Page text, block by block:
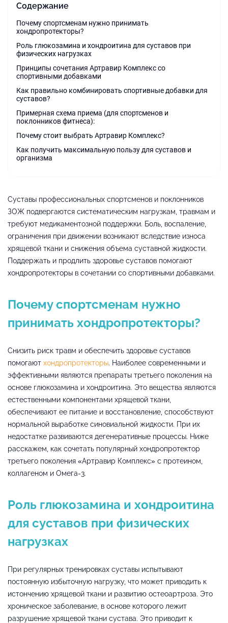
Содержание
Почему спортсменам нужно принимать
хондропротекторы?
Роль глюкозамина и хондроитина для суставов при
физических нагрузках
Принципы сочетания Артравир Комплекс со
спортивными добавками
Как правильно комбинировать спортивные добавки для
суставов?
Примерная схема приема (для спортсменов и
поклонников фитнеса):
Почему стоит выбрать Артравир Комплекс?
Как получить максимальную пользу для суставов и
организма
Суставы профессиональных спортсменов и поклонников
ЗОЖ подвергаются систематическим нагрузкам, травмам и
требуют медикаментозной поддержки. Боль, воспаление,
ограничения при движении возникают вследствие износа
хрящевой ткани и снижения объема суставной жидкости.
Поддержать и продлить здоровье суставов помогают
хондропротекторы в сочетании со спортивными добавками.
Почему спортсменам нужно
принимать хондропротекторы?
Снизить риск травм и обеспечить здоровье суставов
помогают хондропротекторы. Наиболее современными и
эффективными являются препараты третьего поколения на
основе глюкозамина и хондроитина. Это вещества являются
естественными компонентами хрящевой ткани,
обеспечивают ее питание и восстановление, способствуют
нормальной выработке синовиальной жидкости. При их
недостатке развиваются дегенеративные процессы. Ниже
расскажем, как сочетать популярный хондропротектор
третьего поколения «Артравир Комплекс» с протеином,
коллагеном и Омега-3.
Роль глюкозамина и хондроитина
для суставов при физических
нагрузках
При регулярных тренировках суставы испытывают
постоянную избыточную нагрузку, что может приводить к
истончению хрящевой ткани и развитию остеоартроза. Это
хроническое заболевание, в основе которого лежит
разрушение хрящевой ткани сустава. Это приводит к